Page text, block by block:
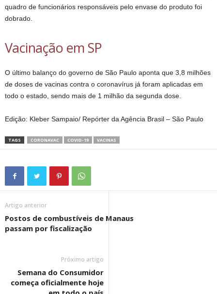
quadro de funcionários responsáveis pelo envase do produto foi
dobrado.
Vacinação em SP
O último balanço do governo de São Paulo aponta que 3,8 milhões
de doses de vacinas contra o coronavírus já foram aplicadas em
todo o estado, sendo mais de 1 milhão da segunda dose.
Edição: Kleber Sampaio/ Repórter da Agência Brasil – São Paulo
TAGS CORONAVAC COVID-19 VACINAS
Artigo anterior
Postos de combustíveis de Manaus
passam por fiscalização
Próximo artigo
Semana do Consumidor
começa oficialmente hoje